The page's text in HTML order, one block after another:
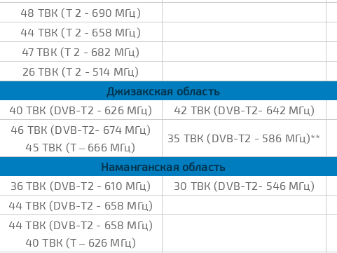
48 ТВК (Т 2 - 690 МГц)
44 ТВК (Т 2 - 658 МГц)
47 ТВК (Т 2 - 682 МГц)
26 ТВК (Т 2 - 514 МГц)
Джизакская область
40 ТВК (DVB-Т2 - 626 МГц) 42 ТВК (DVB-Т2- 642 МГц)
46 ТВК (DVB-Т2- 674 МГц)
45 ТВК (Т – 666 МГц)
35 ТВК (DVB-Т2 - 586 МГц)**
Наманганская область
36 ТВК (DVB-Т2 - 610 МГц) 30 ТВК (DVB-Т2- 546 МГц)
44 ТВК (DVB-Т2 - 658 МГц)
44 ТВК (DVB-Т2 - 658 МГц)
40 ТВК (Т – 626 МГц)